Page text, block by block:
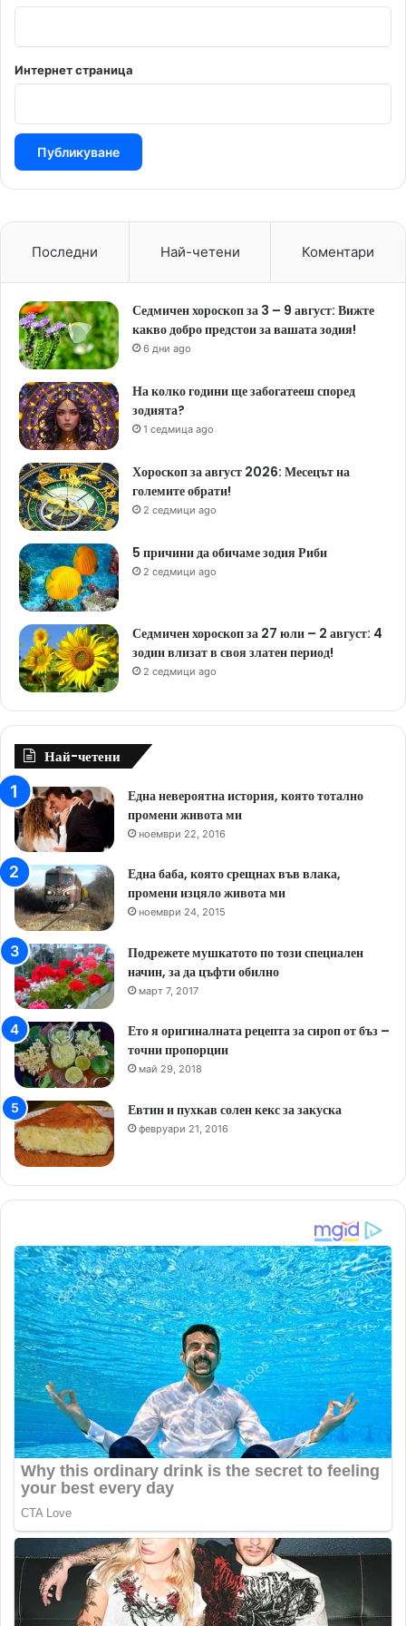
Интернет страница
Последни Най-четени Коментари
Седмичен хороскоп за 3 – 9 август: Вижте
какво добро предстои за вашата зодия!
6 дни ago
На колко години ще забогатееш според
зодията?
1 седмица ago
Хороскоп за август 2026: Месецът на
големите обрати!
2 седмици ago
5 причини да обичаме зодия Риби
2 седмици ago
Седмичен хороскоп за 27 юли – 2 август: 4
зодии влизат в своя златен период!
2 седмици ago
Най-четени
Една невероятна история, която тотално
промени живота ми
ноември 22, 2016
Една баба, която срещнах във влака,
промени изцяло живота ми
ноември 24, 2015
Подрежете мушкатото по този специален
начин, за да цъфти обилно
март 7, 2017
Ето я оригиналната рецепта за сироп от бъз –
точни пропорции
май 29, 2018
Евтин и пухкав солен кекс за закуска
февруари 21, 2016